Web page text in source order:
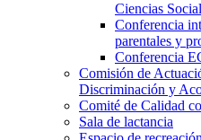
Ciencias
Conferencia
parentales y
Conferencia
Comisión de
Discriminación y
Comité de Calidad
Sala de lactancia